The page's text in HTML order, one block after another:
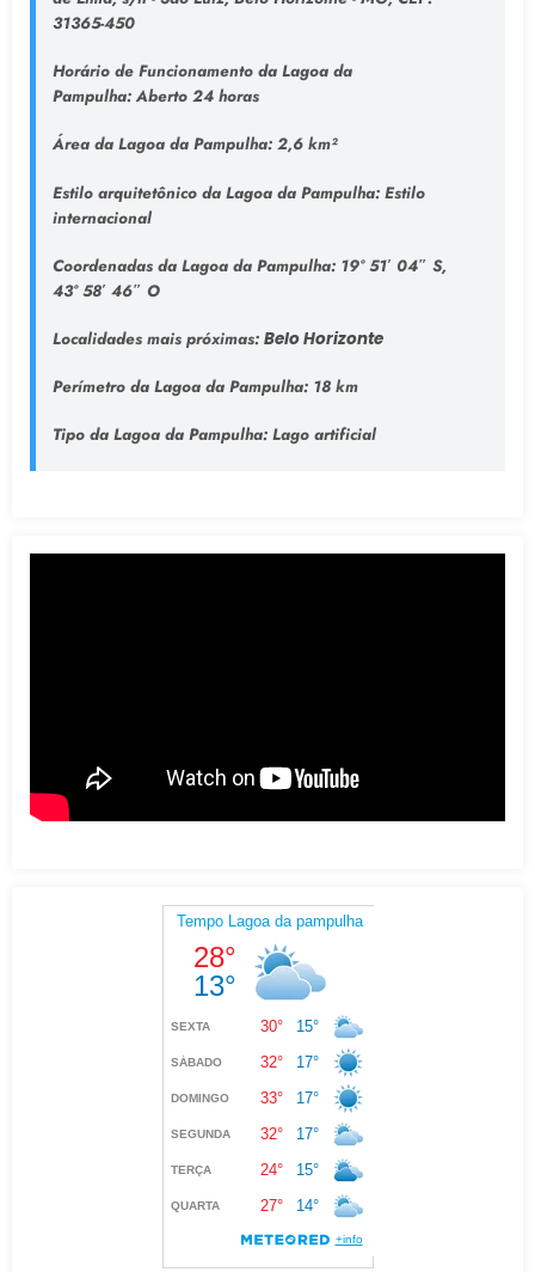
31365-450
Horário de Funcionamento da Lagoa da
Pampulha:Aberto 24 horas
Área da Lagoa da Pampulha:2,6 km²
Estilo arquitetônico da Lagoa da Pampulha:Estilo
internacional
Coordenadas da Lagoa da Pampulha:19° 51′ 04″ S,
43° 58′ 46″ O
Localidades mais próximas: Belo Horizonte
Perímetro da Lagoa da Pampulha:18 km
Tipo da Lagoa da Pampulha: Lago artificial